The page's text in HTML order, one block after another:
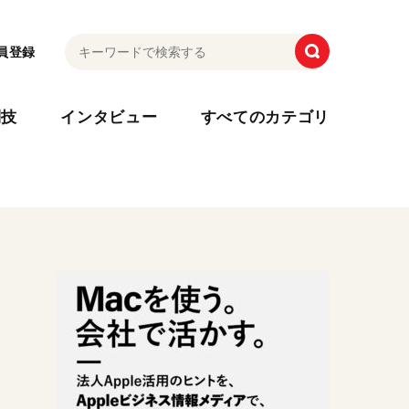
登録
インタビュー すべてのカテゴリ